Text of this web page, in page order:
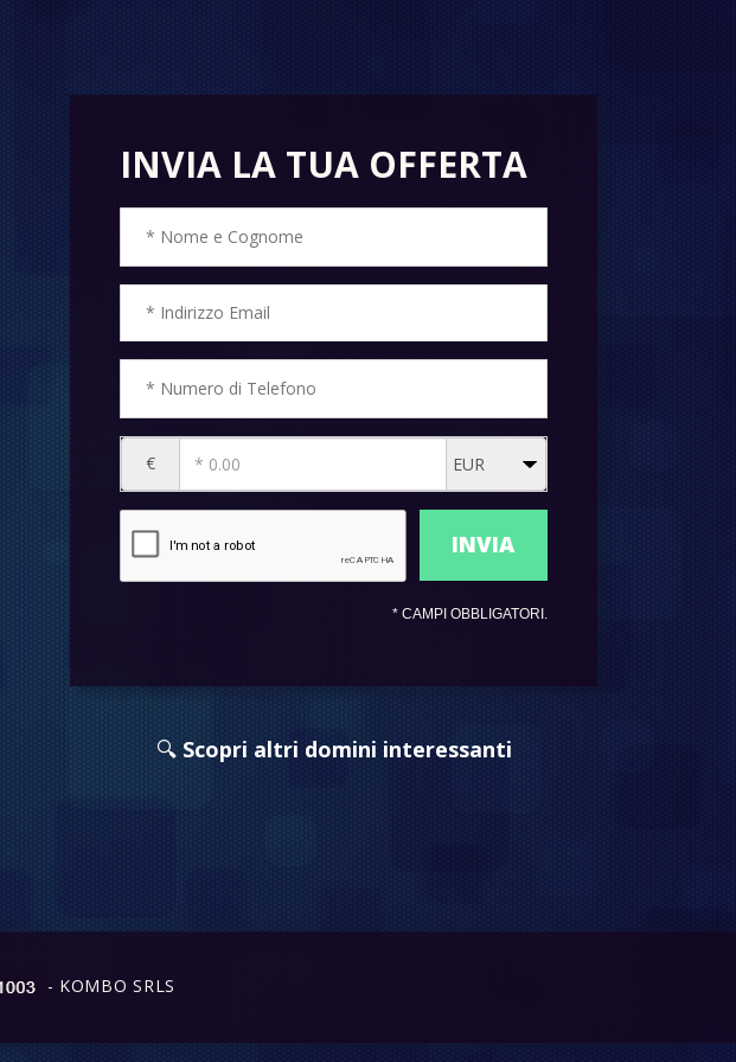
INVIA LA TUA OFFERTA
€
* CAMPI OBBLIGATORI.
🔍Scopri altri domini interessanti
- KOMBO SRLS